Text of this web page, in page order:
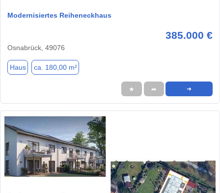
Modernisiertes Reiheneckhaus
385.000 €
Osnabrück, 49076
Haus ca. 180,00 m²
★ ➦ ➜